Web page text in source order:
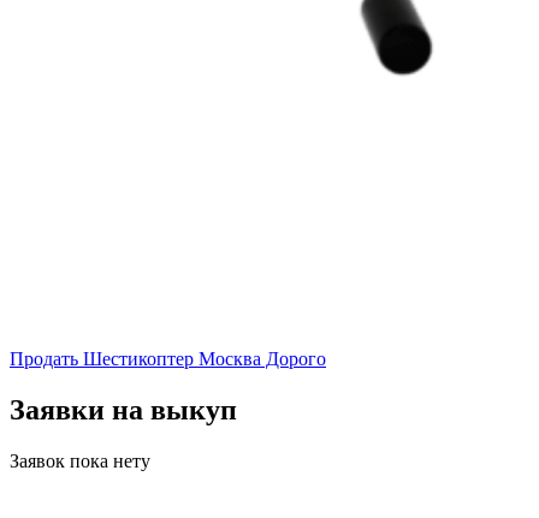
Продать Шестикоптер Москва Дорого
Заявки на выкуп
Заявок пока нету